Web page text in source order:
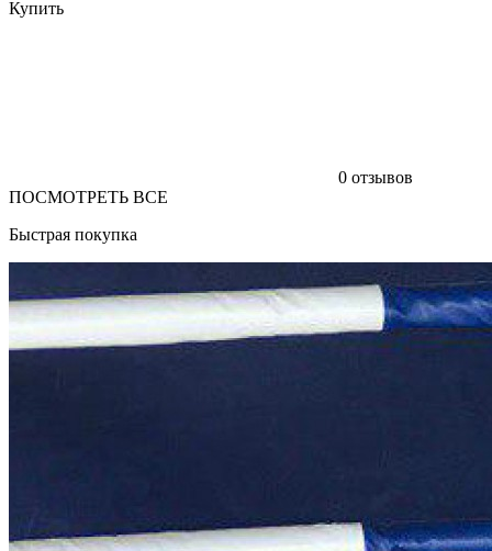
Купить
0 отзывов
ПОСМОТРЕТЬ ВСЕ
Быстрая покупка